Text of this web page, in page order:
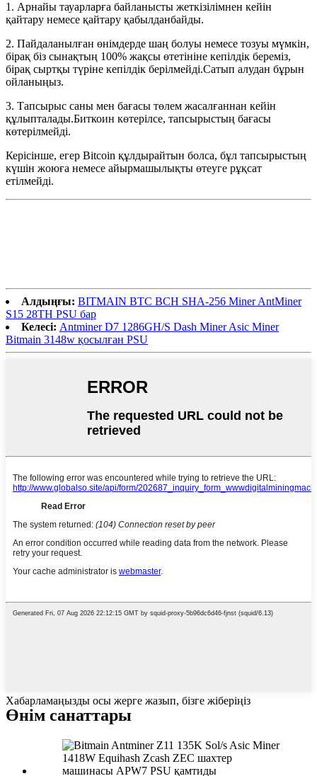
1. Арнайы тауарларға байланысты жеткізілімнен кейін
қайтару немесе қайтару қабылданбайды.
2. Пайдаланылған өнімдерде шаң болуы немесе тозуы мүмкін,
бірақ біз сынақтың 100% жақсы өтетініне кепілдік береміз,
бірақ сыртқы түріне кепілдік берілмейді.Сатып алудан бұрын
ойланыңыз.
3. Тапсырыс саны мен бағасы төлем жасалғаннан кейін
құлыпталады.Биткоин көтерілсе, тапсырыстың бағасы
көтерілмейді.
Керісінше, егер Bitcoin құлдырайтын болса, бұл тапсырыстың
күшін жоюға немесе айырмашылықты өтеуге рұқсат
етілмейді.
Алдыңғы: BITMAIN BTC BCH SHA-256 Miner AntMiner
S15 28TH PSU бар
Келесі: Antminer D7 1286GH/S Dash Miner Asic Miner
Bitmain 3148w қосылған PSU
Хабарламаңызды осы жерге жазып, бізге жіберіңіз
Өнім санаттары